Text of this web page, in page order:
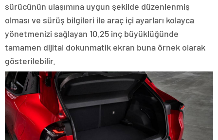
sürücünün ulaşımına uygun şekilde düzenlenmiş
olması ve sürüş bilgileri ile araç içi ayarları kolayca
yönetmenizi sağlayan 10.25 inç büyüklüğünde
tamamen dijital dokunmatik ekran buna örnek olarak
gösterilebilir.